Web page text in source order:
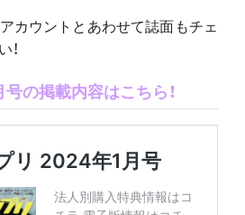
カウントとあわせて誌面もチェ
！
の掲載内容はこちら！